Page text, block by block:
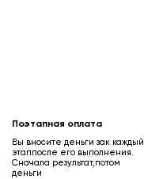
Поэтапная оплата
Вы вносите деньги зак каждый
этаппосле его выполнения.
Сначала результат,потом
деньги